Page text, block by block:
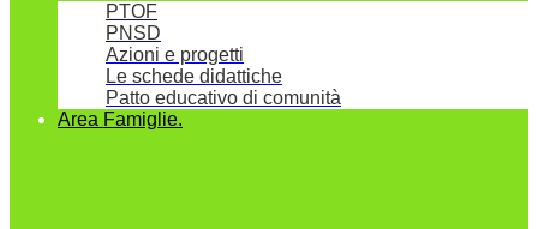
PTOF
PNSD
Azioni e progetti
Le schede didattiche
Patto educativo di comunità
Area Famiglie.